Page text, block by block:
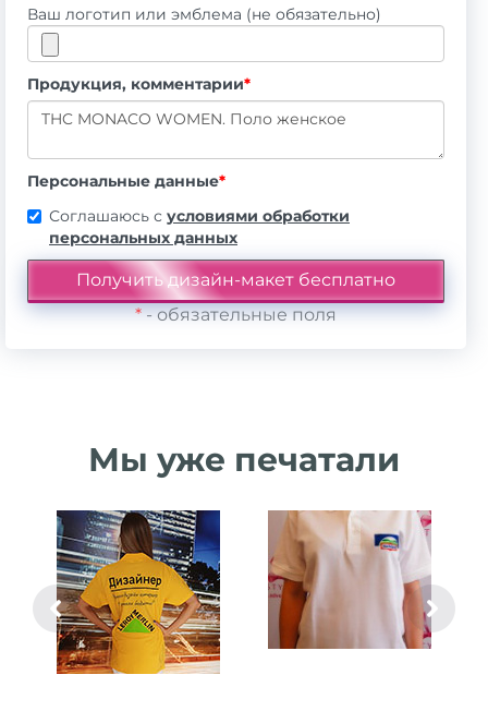
Ваш логотип или эмблема (не обязательно)
Продукция, комментарии*
Персональные данные*
Соглашаюсь с условиями обработки
персональных данных
*- обязательные поля
Мы уже печатали